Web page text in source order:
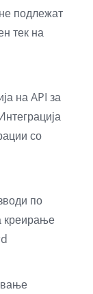
подлежат
тек на
на API за
со
по
креирање